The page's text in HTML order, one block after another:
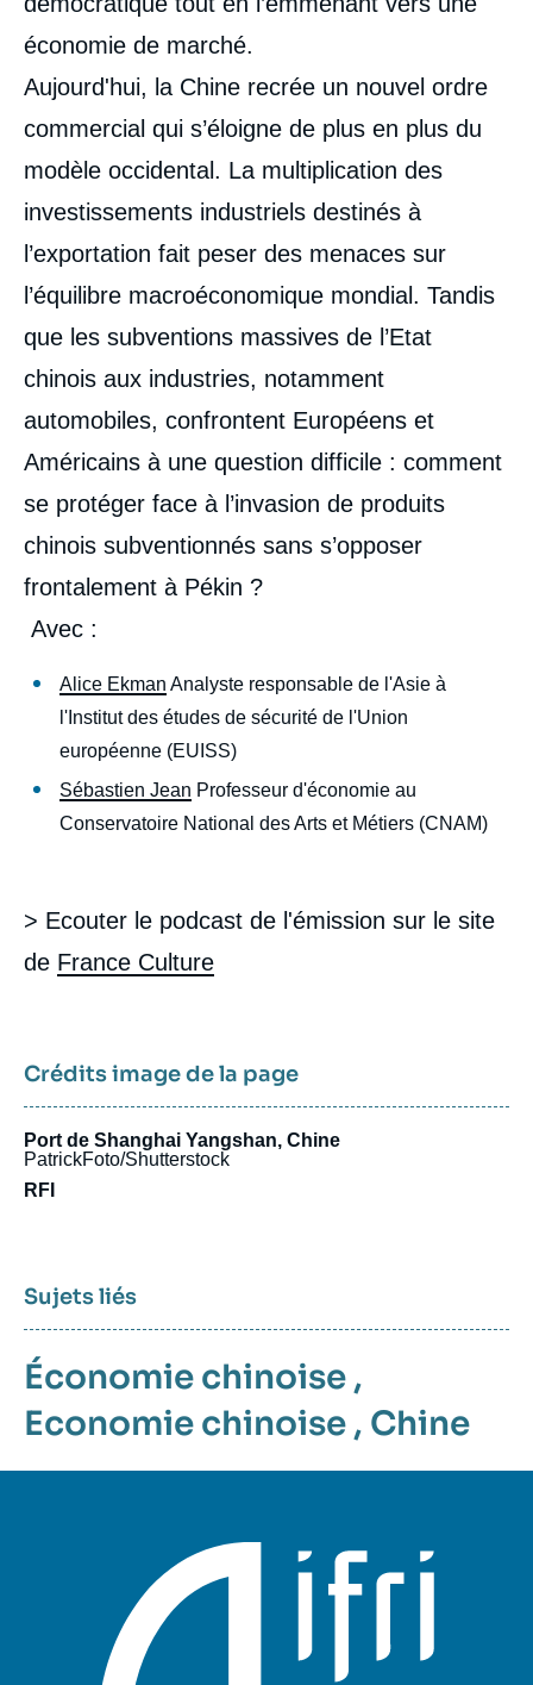
économie de marché.
Aujourd'hui, la Chine recrée un nouvel ordre
commercial qui s’éloigne de plus en plus du
modèle occidental. La multiplication des
investissements industriels destinés à
l’exportation fait peser des menaces sur
l’équilibre macroéconomique mondial. Tandis
que les subventions massives de l’Etat
chinois aux industries, notamment
automobiles, confrontent Européens et
Américains à une question difficile : comment
se protéger face à l’invasion de produits
chinois subventionnés sans s’opposer
frontalement à Pékin ?
Avec :
Alice Ekman Analyste responsable de l'Asie à
l'Institut des études de sécurité de l'Union
européenne (EUISS)
Sébastien Jean Professeur d'économie au
Conservatoire National des Arts et Métiers (CNAM)
> Ecouter le podcast de l'émission sur le site
de France Culture
Crédits image de la page
Port de Shanghai Yangshan, Chine
PatrickFoto/Shutterstock
RFI
Sujets liés
Économie chinoise ,
Economie chinoise , Chine